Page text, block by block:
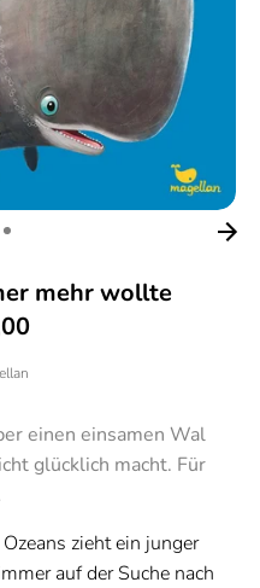
mehr wollte
einen einsamen Wal
glücklich macht. Für
zieht ein junger
auf der Suche nach